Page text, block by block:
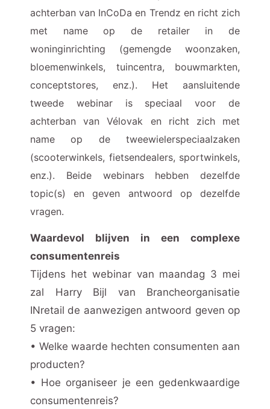
achterban van InCoDa en Trendz en richt zich
met name op de retailer in de
woninginrichting (gemengde woonzaken,
bloemenwinkels, tuincentra, bouwmarkten,
conceptstores, enz.). Het aansluitende
tweede webinar is speciaal voor de
achterban van Vélovak en richt zich met
name op de tweewielerspeciaalzaken
(scooterwinkels, fietsendealers, sportwinkels,
enz.). Beide webinars hebben dezelfde
topic(s) en geven antwoord op dezelfde
vragen.
Waardevol blijven in een complexe
consumentenreis
Tijdens het webinar van maandag 3 mei
zal Harry Bijl van Brancheorganisatie
INretail de aanwezigen antwoord geven op
5 vragen:
• Welke waarde hechten consumenten aan
producten?
• Hoe organiseer je een gedenkwaardige
consumentenreis?